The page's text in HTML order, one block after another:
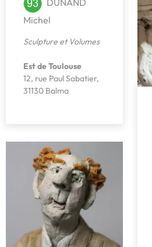
Michel
Sculpture et Volumes
Est de Toulouse
12, rue Paul Sabatier,
31130 Balma